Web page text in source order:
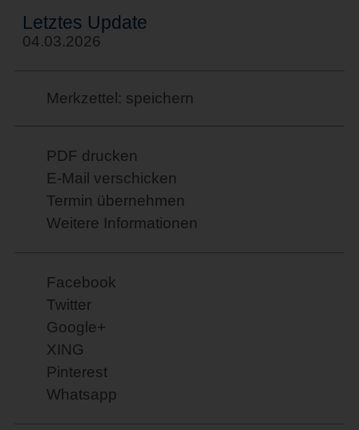
Letztes Update
04.03.2026
Merkzettel: speichern
PDF drucken
E-Mail verschicken
Termin übernehmen
Weitere Informationen
Facebook
Twitter
Google+
XING
Pinterest
Whatsapp